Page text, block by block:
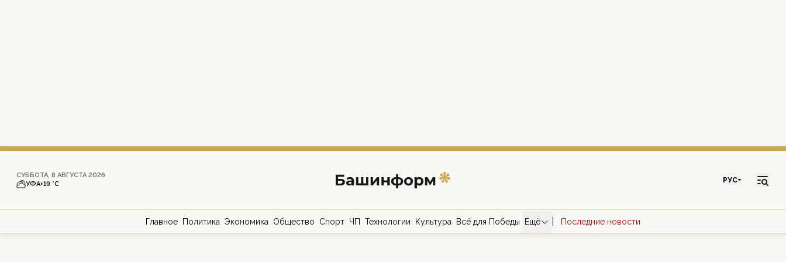
СУББОТА, 8 АВГУСТА 2026
УФА+19 °С РУС
Главное Политика Экономика Общество Спорт ЧП Технологии Культура Всё для Победы Ещё Последние новости